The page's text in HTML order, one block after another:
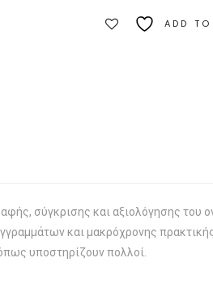
ADD
σύγκρισης και αξιολόγησης του
και μακρόχρονης
υποστηρίζουν πολλοί.